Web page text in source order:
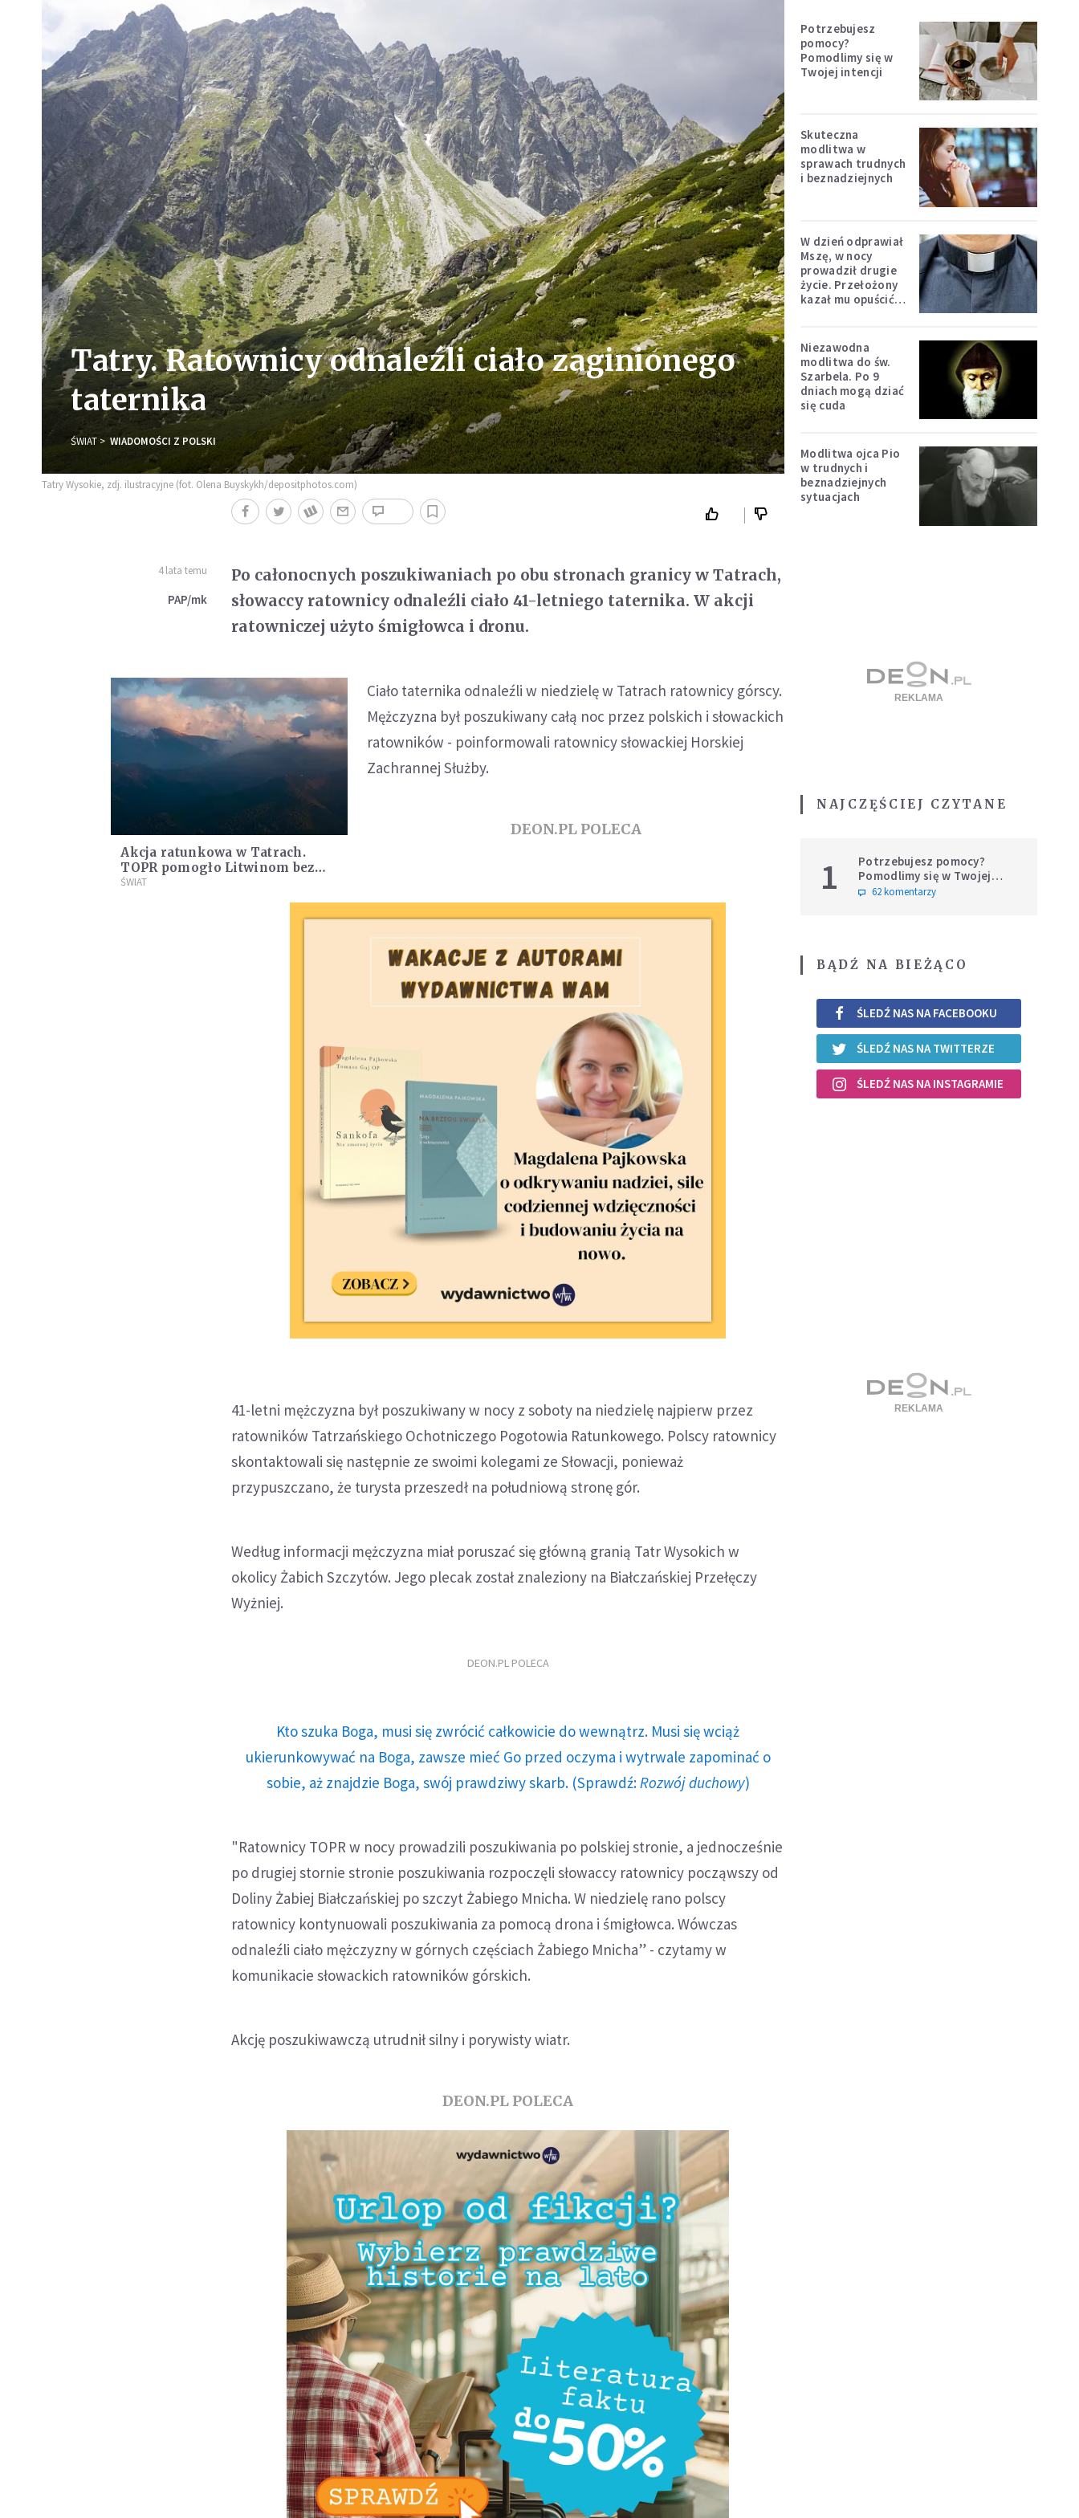
Tatry. Ratownicy odnaleźli ciało zaginionego
taternika
ŚWIAT WIADOMOŚCI Z POLSKI
Tatry Wysokie, zdj. ilustracyjne (fot. Olena Buyskykh/depositphotos.com)
4 lata temu
PAP/mk
Po całonocnych poszukiwaniach po obu stronach granicy w Tatrach,
słowaccy ratownicy odnaleźli ciało 41-letniego taternika. W akcji
ratowniczej użyto śmigłowca i dronu.
Akcja ratunkowa w Tatrach.
TOPR pomogło Litwinom bez
ciepłych ubrań i latarek
ŚWIAT
Ciało taternika odnaleźli w niedzielę w Tatrach ratownicy górscy.
Mężczyzna był poszukiwany całą noc przez polskich i słowackich
ratowników - poinformowali ratownicy słowackiej Horskiej
Zachrannej Służby.
DEON.PL POLECA
41-letni mężczyzna był poszukiwany w nocy z soboty na niedzielę najpierw przez
ratowników Tatrzańskiego Ochotniczego Pogotowia Ratunkowego. Polscy ratownicy
skontaktowali się następnie ze swoimi kolegami ze Słowacji, ponieważ
przypuszczano, że turysta przeszedł na południową stronę gór.
Według informacji mężczyzna miał poruszać się główną granią Tatr Wysokich w
okolicy Żabich Szczytów. Jego plecak został znaleziony na Białczańskiej Przełęczy
Wyżniej.
DEON.PL POLECA
Kto szuka Boga, musi się zwrócić całkowicie do wewnątrz. Musi się wciąż
ukierunkowywać na Boga, zawsze mieć Go przed oczyma i wytrwale zapominać o
sobie, aż znajdzie Boga, swój prawdziwy skarb. (Sprawdź:Rozwój duchowy)
"Ratownicy TOPR w nocy prowadzili poszukiwania po polskiej stronie, a jednocześnie
po drugiej stornie stronie poszukiwania rozpoczęli słowaccy ratownicy począwszy od
Doliny Żabiej Białczańskiej po szczyt Żabiego Mnicha. W niedzielę rano polscy
ratownicy kontynuowali poszukiwania za pomocą drona i śmigłowca. Wówczas
odnaleźli ciało mężczyzny w górnych częściach Żabiego Mnicha” - czytamy w
komunikacie słowackich ratowników górskich.
Akcję poszukiwawczą utrudnił silny i porywisty wiatr.
DEON.PL POLECA
Potrzebujesz
pomocy?
Pomodlimy się w
Twojej intencji
Skuteczna
modlitwa w
sprawach trudnych
i beznadziejnych
W dzień odprawiał
Mszę, w nocy
prowadził drugie
życie. Przełożony
kazał mu opuścić
Niezawodna
modlitwa do św.
Szarbela. Po 9
dniach mogą dziać
się cuda
Modlitwa ojca Pio
w trudnych i
beznadziejnych
sytuacjach
NAJCZĘŚCIEJ CZYTANE
1
Potrzebujesz pomocy?
Pomodlimy się w Twojej
intencji
62 komentarzy
BĄDŹ NA BIEŻĄCO
ŚLEDŹ NAS NA FACEBOOKU
ŚLEDŹ NAS NA TWITTERZE
ŚLEDŹ NAS NA INSTAGRAMIE